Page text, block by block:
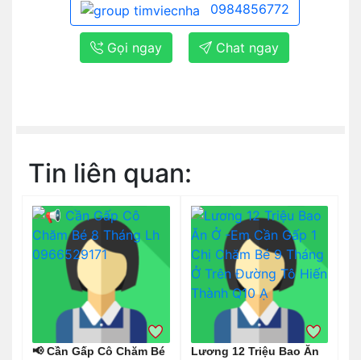
0984856772
Gọi ngay Chat ngay
Tin liên quan:
📢 Cần Gấp Cô Chăm Bé
Lương 12 Triệu Bao Ăn